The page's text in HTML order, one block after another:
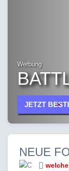
Werbung
JETZT
NEUE